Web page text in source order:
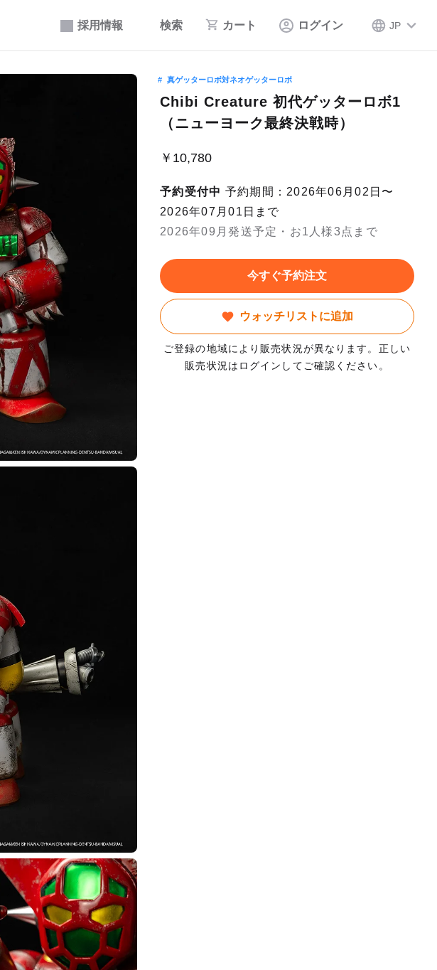
採用情報 検索 カート ログイン JP
真ゲッターロボ対ネオゲッターロボ
Chibi Creature 初代ゲッターロボ1
（ニューヨーク最終決戦時）
￥10,780
予約受付中 予約期間：2026年06月02日〜
2026年07月01日まで
2026年09月発送予定・お1人様3点まで
今すぐ予約注文
ウォッチリストに追加
ご登録の地域により販売状況が異なります。正しい
販売状況はログインしてご確認ください。